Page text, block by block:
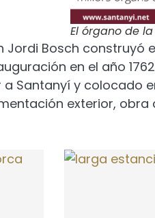
El órgano de
Jordi Bosch construyó
en el año
Santanyí y colocado
exterior, obra